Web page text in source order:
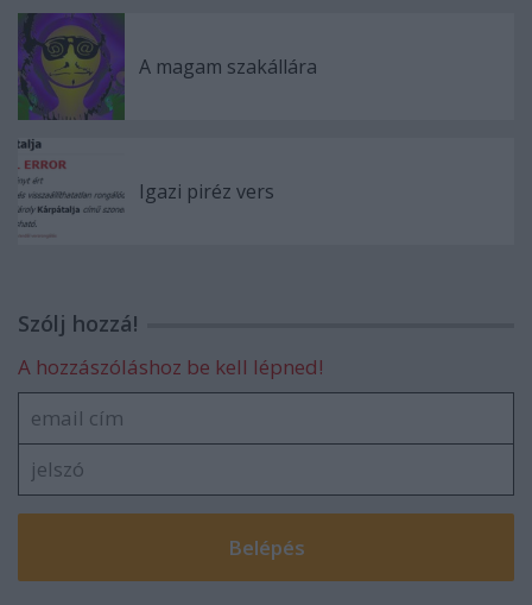
A magam szakállára
Igazi piréz vers
Szólj hozzá!
A hozzászóláshoz be kell lépned!